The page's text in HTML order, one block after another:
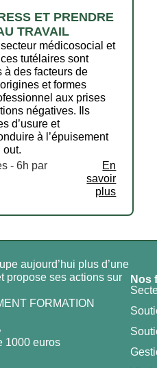
ET PRENDRE
TRAVAIL
médicosocial et
tutélaires sont
à des facteurs de
et formes
aux prises
négatives. Ils
d’usure et
à l’épuisement
out.
- 6h par
En
savoir
plus
aujourd’hui plus d’une
propose ses actions sur
FORMATION
1000 euros
Nos